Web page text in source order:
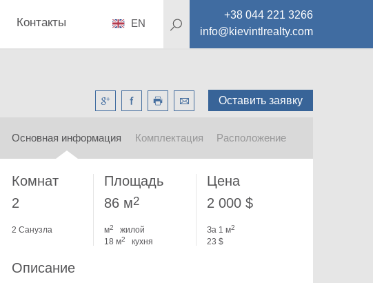
Контакты
+38 044 221 3266
info@kievintlrealty.com
EN
Оставить заявку
Основная информация Комплектация Расположение
Комнат
2
2 Санузла
Площадь
86 м2
м2
жилой
18 м2 кухня
Цена
2 000 $
За 1 м2
23 $
Описание